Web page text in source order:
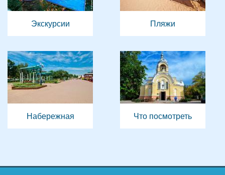
Экскурсии Пляжи
Набережная Что посмотреть